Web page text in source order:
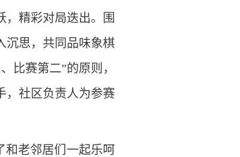
，精彩对局迭出。围
沉思，共同品味象棋
比赛第二”的原则，
，社区负责人为参赛
和老邻居们一起乐呵